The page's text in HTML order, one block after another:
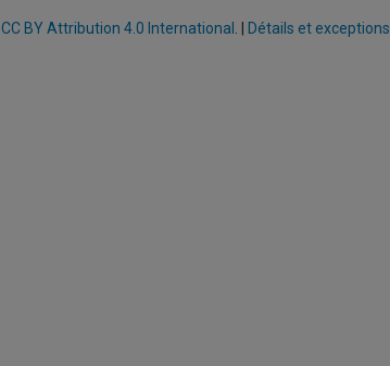
CC BY Attribution 4.0 International Détails et exceptions